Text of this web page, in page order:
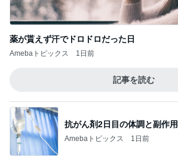
薬が貰えず汗でドロドロだった日
Amebaトピックス 1日前
記事を読む
抗がん剤2日目の体調と副作用
Amebaトピックス 1日前